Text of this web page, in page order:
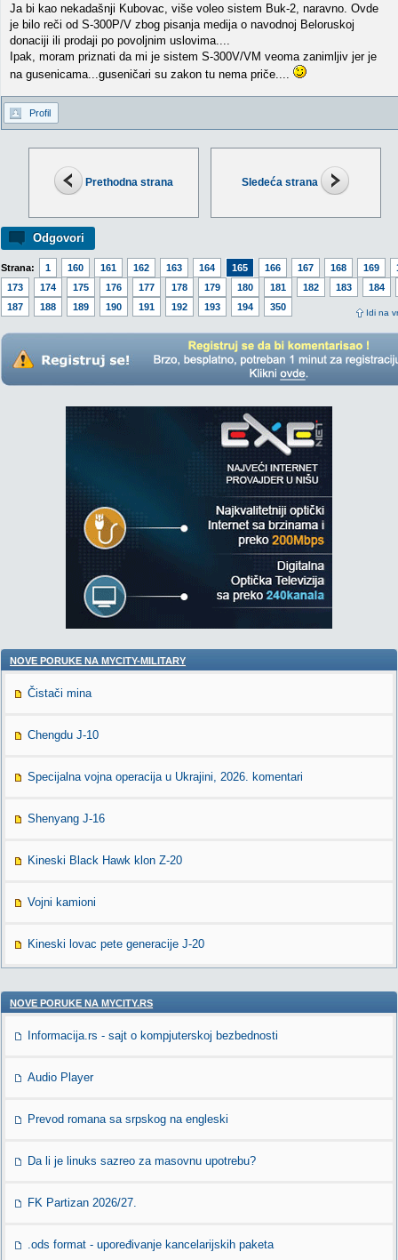
Prethodna strana Sledeća strana
Odgovori
Strana: 1 160 161 162 163 164 165 166 167 168 169
173
174 175 176 177 178 179 180 181 182 183
184
187
188 189 190 191 192 193 194 350
Idi na
Ja bi kao nekadašnji Kubovac, više voleo sistem Buk-2, naravno. Ovde
je bilo reči od S-300P/V zbog pisanja medija o navodnoj Beloruskoj
donaciji ili prodaji po povoljnim uslovima....
Ipak, moram priznati da mi je sistem S-300V/VM veoma zanimljiv jer je
na gusenicama...guseničari su zakon tu nema priče....
Profil
NOVE PORUKE NA MYCITY-MILITARY
Čistači mina
Chengdu J-10
Specijalna vojna operacija u Ukrajini, 2026. komentari
Shenyang J-16
Kineski Black Hawk klon Z-20
Vojni kamioni
Kineski lovac pete generacije J-20
NOVE PORUKE NA MYCITY.RS
Informacija.rs - sajt o kompjuterskoj bezbednosti
Audio Player
Prevod romana sa srpskog na engleski
Da li je linuks sazreo za masovnu upotrebu?
FK Partizan 2026/27.
.ods format - upoređivanje kancelarijskih paketa